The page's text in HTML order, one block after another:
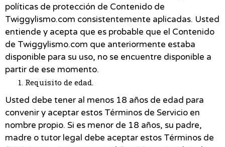
políticas de protección de Contenido de
Twiggylismo.com consistentemente aplicadas. Usted
entiende y acepta que es probable que el Contenido
de Twiggylismo.com que anteriormente estaba
disponible para su uso, no se encuentre disponible a
partir de ese momento.
Requisito de edad.
Usted debe tener al menos 18 años de edad para
convenir y aceptar estos Términos de Servicio en
nombre propio. Si es menor de 18 años, su padre,
madre o tutor legal debe aceptar estos Términos de